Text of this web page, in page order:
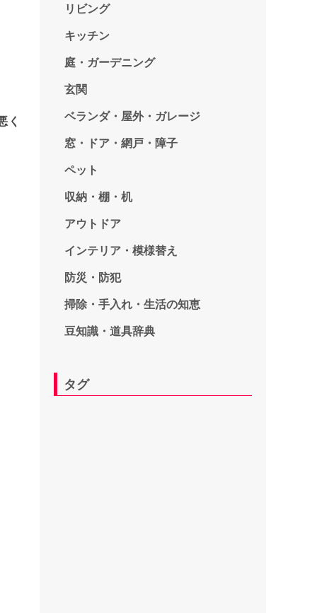
く
リビング
キッチン
庭・ガーデニング
玄関
ベランダ・屋外・ガレージ
窓・ドア・網戸・障子
ペット
収納・棚・机
アウトドア
インテリア・模様替え
防災・防犯
掃除・手入れ・生活の知恵
豆知識・道具辞典
タグ